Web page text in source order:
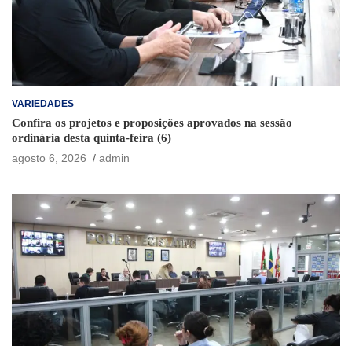
VARIEDADES
Confira os projetos e proposições aprovados na sessão
ordinária desta quinta-feira (6)
agosto 6, 2026
admin